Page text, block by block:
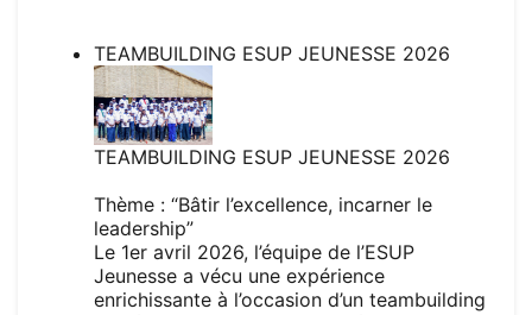
TEAMBUILDING ESUP JEUNESSE 2026
TEAMBUILDING ESUP JEUNESSE 2026
Thème : “Bâtir l’excellence, incarner le
leadership”
Le 1er avril 2026, l’équipe de l’ESUP
Jeunesse a vécu une expérience
enrichissante à l’occasion d’un teambuilding